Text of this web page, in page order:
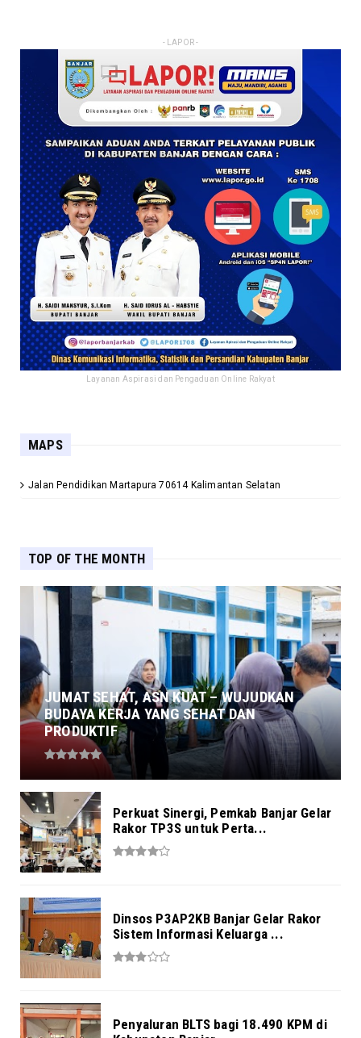
- LAPOR -
Layanan Aspirasi dan Pengaduan Online Rakyat
MAPS
Jalan Pendidikan Martapura 70614 Kalimantan Selatan
TOP OF THE MONTH
JUMAT SEHAT, ASN KUAT – WUJUDKAN
BUDAYA KERJA YANG SEHAT DAN
PRODUKTIF
Perkuat Sinergi, Pemkab Banjar Gelar
Rakor TP3S untuk Perta...
Dinsos P3AP2KB Banjar Gelar Rakor
Sistem Informasi Keluarga ...
Penyaluran BLTS bagi 18.490 KPM di